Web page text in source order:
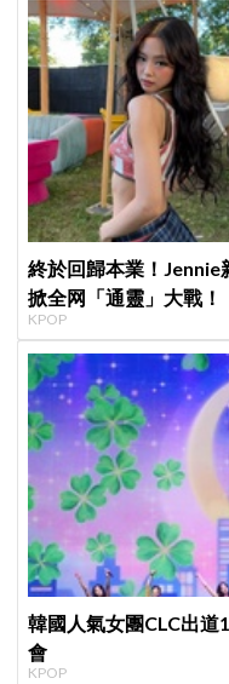
終於回歸本業！Jennie
掀全网「通靈」大戰
KPOP
韓國人氣女團CLC出道11週年巡演 8
會
KPOP